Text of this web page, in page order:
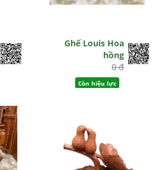
Ghế Louis Hoa
hồng
0 đ
Còn hiệu lực